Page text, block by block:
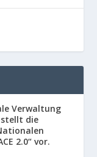
Verwaltung
die
2.0“ vor.